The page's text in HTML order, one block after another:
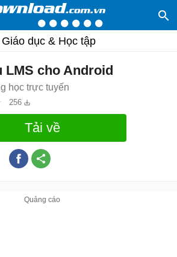
Giáo dục & Học tập
LMS cho Android
học trực tuyến
256
Tải về